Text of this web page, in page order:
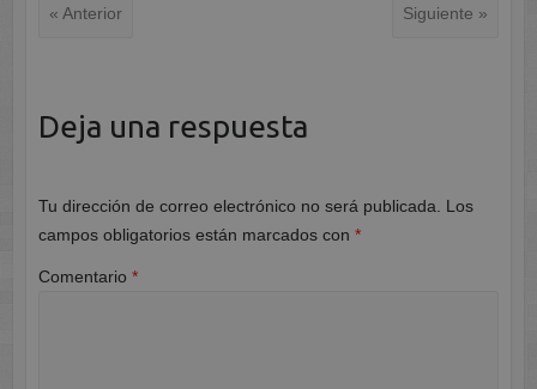
« Anterior Siguiente »
Deja una respuesta
Tu dirección de correo electrónico no será publicada.
Los
campos obligatorios están marcados con *
Comentario *